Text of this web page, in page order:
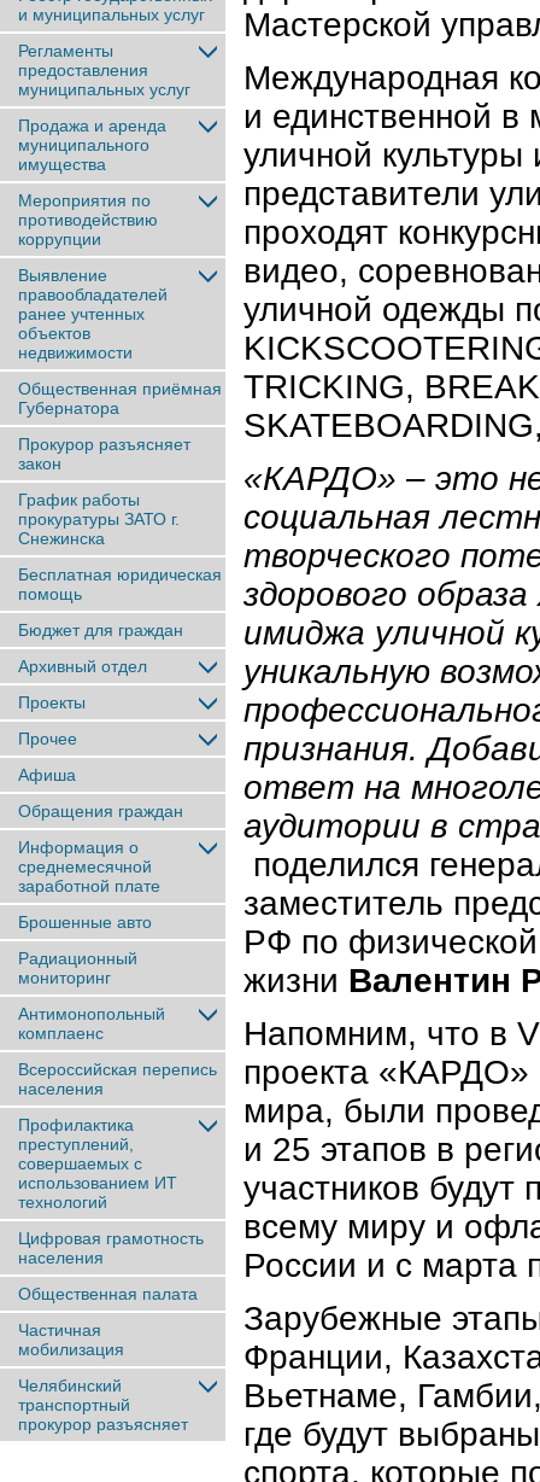
и муниципальных услуг
Регламенты
предоставления
муниципальных услуг
Продажа и аренда
муниципального
имущества
Мероприятия по
противодействию
коррупции
Выявление
правообладателей
ранее учтенныx
объектов
недвижимости
Общественная приёмная
Губернатора
Прокурор разъясняет
закон
График работы
прокуратуры ЗАТО г.
Снежинска
Бесплатная юридическая
помощь
Бюджет для граждан
Архивный отдел
Проекты
Прочее
Афиша
Обращения граждан
Информация о
среднемесячной
заработной плате
Брошенные авто
Радиационный
мониторинг
Антимонопольный
комплаенс
Всероссийская перепись
населения
Профилактика
преступлений,
совершаемых с
использованием ИТ
технологий
Цифровая грамотность
населения
Общественная палата
Частичная
мобилизация
Челябинский
транспортный
прокурор разъясняет
Мастерской
Международная
и единственной в
уличной
представители
проходят
видео,
уличной одежды
TRICKING,
«КАРДО» – это
социальная
творческого
здорового
имиджа уличной
уникальную
признания.
ответ на
аудитории в
поделился
заместитель
РФ по физической
жизни Валентин
Напомним, что в
проекта «КАРДО»
мира, были
и 25 этапов в
участников
всему миру и
России и с марта
Зарубежные
Франции,
Вьетнаме,
где будут
спорта, которые